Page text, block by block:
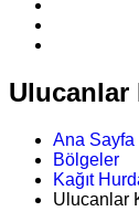
Ulucanlar
Ana Sayfa
Bölgeler
Kağıt
Ulucanlar